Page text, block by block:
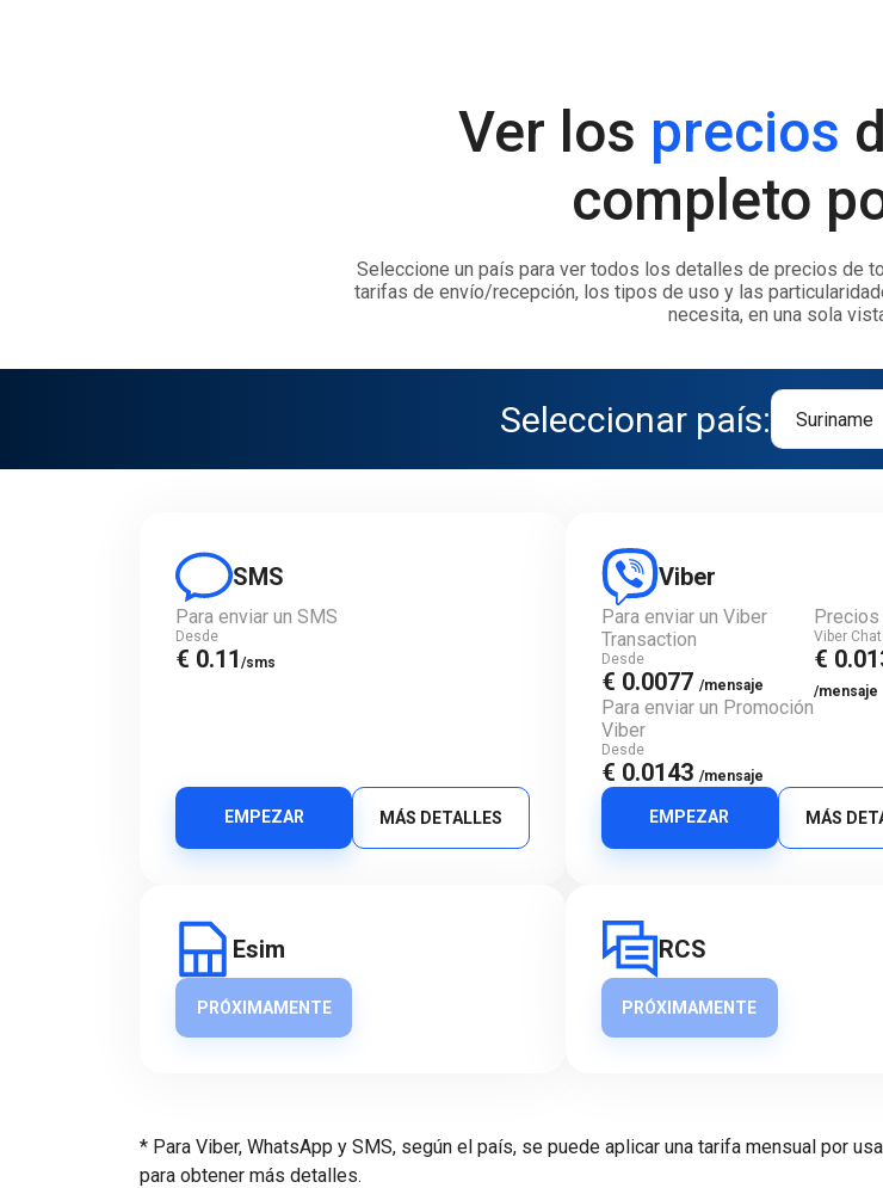
Ver los precios
completo
Seleccione un país para ver todos los detalles de precios de
tarifas de envío/recepción, los tipos de uso y las
necesita, en una sola
Seleccionar país:
SMS
Para enviar un SMS
Desde
€ 0.11 /sms
EMPEZAR MÁS DETALLES
Viber
Para enviar un Viber
Transaction
Desde
€ 0.0077 /mensaje
Para enviar un Promoción
Viber
Desde
€ 0.0143 /mensaje
Precios
Viber Chat
€
/mensaje
EMPEZAR MÁS
Esim
PRÓXIMAMENTE
RCS
PRÓXIMAMENTE
* Para Viber, WhatsApp y SMS, según el país, se puede aplicar una tarifa mensual por
para obtener más detalles.